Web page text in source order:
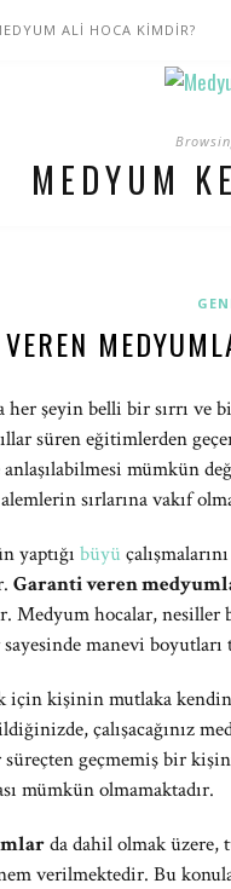
ALİ HOCA KİMDİR?
MEDYUM
her şeyin belli bir sırrı ve
süren eğitimlerden
mümkün
sırlarına vakıf
yaptığı büyü
Garanti veren
hocalar, nesiller
manevi boyutları
için kişinin mutlaka
çalışacağınız
geçmemiş bir
mümkün olmamaktadır.
da dahil olmak üzere,
verilmektedir. Bu